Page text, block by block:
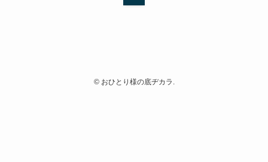
©おひとり様の底ヂカラ.